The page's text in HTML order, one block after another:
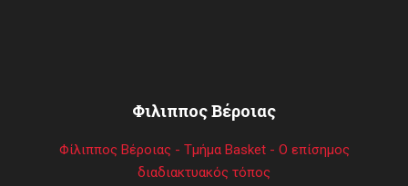
Φιλιππος Βέροιας
Φίλιππος Βέροιας - Τμήμα Basket - Ο επίσημος
διαδιακτυακός τόπος